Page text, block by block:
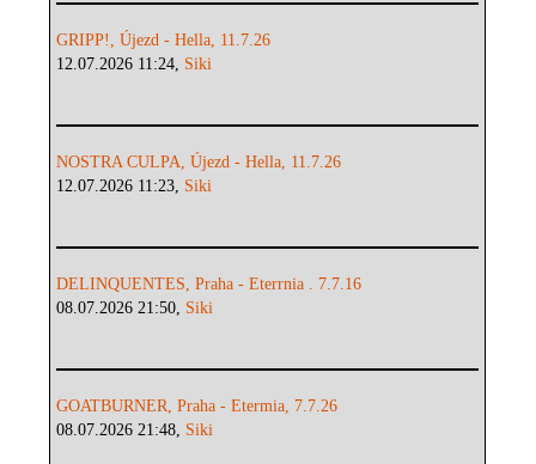
GRIPP!, Újezd - Hella, 11.7.26
12.07.2026 11:24, Siki
NOSTRA CULPA, Újezd - Hella, 11.7.26
12.07.2026 11:23, Siki
DELINQUENTES, Praha - Eterrnia . 7.7.16
08.07.2026 21:50, Siki
GOATBURNER, Praha - Etermia, 7.7.26
08.07.2026 21:48, Siki